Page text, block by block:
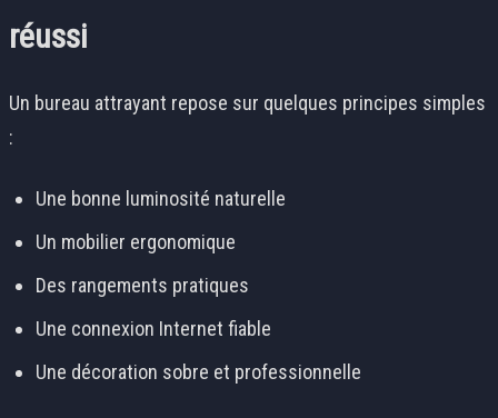
réussi
Un bureau attrayant repose sur quelques principes simples
:
Une bonne luminosité naturelle
Un mobilier ergonomique
Des rangements pratiques
Une connexion Internet fiable
Une décoration sobre et professionnelle